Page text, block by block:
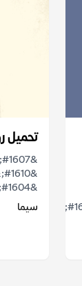
&#1575;&#1604;&#1593;&#1605;&#1604;
تحميل
&#1604;&#1604;&#1605;&#1603;&#1575;&...
سيما